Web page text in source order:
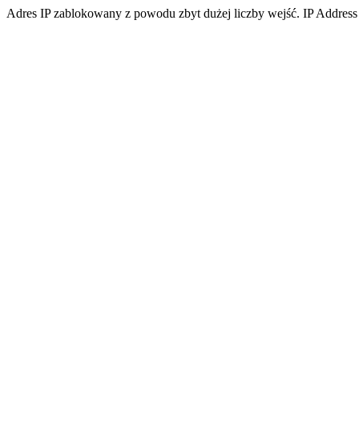
Adres IP zablokowany z powodu zbyt dużej liczby wejść. IP